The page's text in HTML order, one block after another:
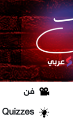
فن
Quizzes